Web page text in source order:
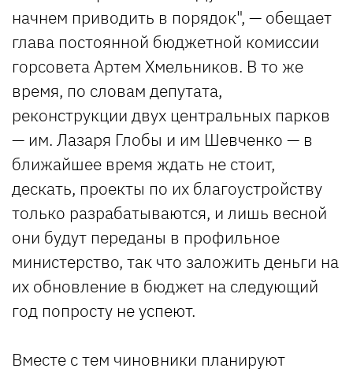
начнем приводить в порядок", — обещает
глава постоянной бюджетной комиссии
горсовета Артем Хмельников. В то же
время, по словам депутата,
реконструкции двух центральных парков
— им. Лазаря Глобы и им Шевченко — в
ближайшее время ждать не стоит,
дескать, проекты по их благоустройству
только разрабатываются, и лишь весной
они будут переданы в профильное
министерство, так что заложить деньги на
их обновление в бюджет на следующий
год попросту не успеют.
Вместе с тем чиновники планируют